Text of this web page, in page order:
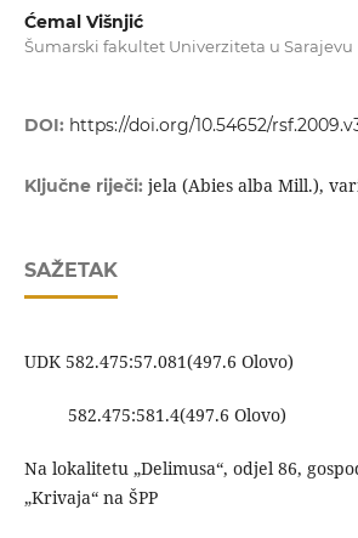
Ćemal Višnjić
Šumarski fakultet Univerziteta u Sarajevu
DOI: https://doi.org/10.54652/
Ključne riječi: jela (Abies alba Mill.),
SAŽETAK
UDK 582.475:57.081(497.6 Olovo)
582.475:581.4(497.6 Olovo)
Na lokalitetu „Delimusa“, odjel 86,
„Krivaja“ na ŠPP